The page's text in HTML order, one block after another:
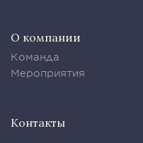
О компании
Команда
Мероприятия
Контакты